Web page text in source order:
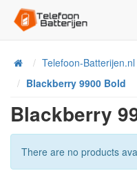
HomeTelefoon-Batterijen.nl
Blackberry 9900 Bold
Blackberry
There are no products